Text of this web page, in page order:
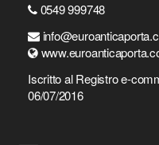
0549 999748
Iscritto al Registro e-
06/07/2016